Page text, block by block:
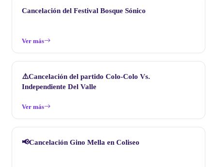
Cancelación del Festival Bosque Sónico
Ver más
⚠️Cancelación del partido Colo-Colo Vs.
Independiente Del Valle
Ver más
📢Cancelación Gino Mella en Coliseo